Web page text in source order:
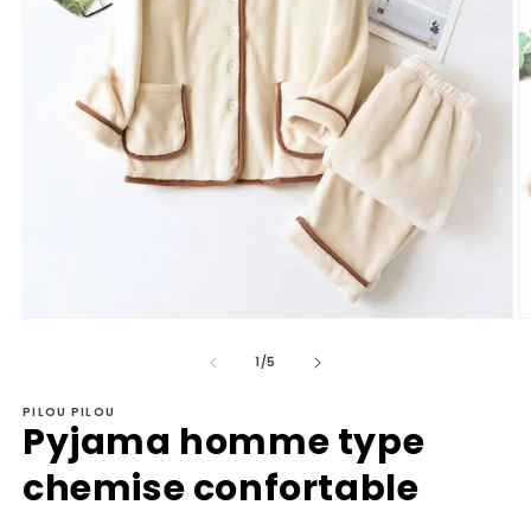
une
fenêtre
modale
1/de
5
PILOU PILOU
Pyjama homme type
chemise confortable